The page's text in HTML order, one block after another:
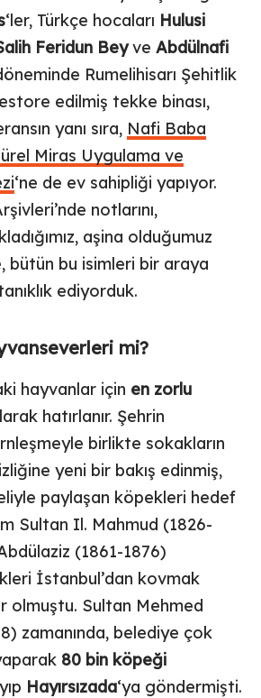
‘ler, Türkçe hocaları Hulusi
Feridun BeyveAbdülnafi
Rumelihisarı Şehitlik
edilmiş tekke binası,
yanı sıra, Nafi Baba
Miras Uygulama ve
‘ne de ev sahipliği yapıyor.
notlarını,
aşina olduğumuz
bütün bu isimleri bir araya
ediyorduk.
mi?
hayvanlar için en zorlu
hatırlanır. Şehrin
birlikte sokakların
yeni bir bakış edinmiş,
paylaşan köpekleri hedef
Sultan Il. Mahmud (1826-
(1861-1876)
İstanbul’dan kovmak
olmuştu. Sultan Mehmed
zamanında, belediye çok
80 bin köpeği
Hayırsızada‘ya göndermişti.